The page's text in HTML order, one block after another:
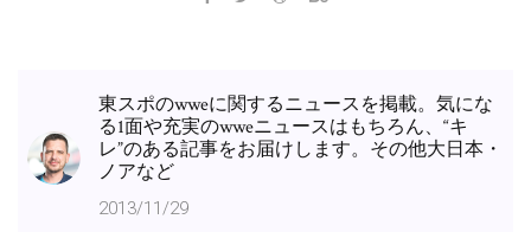
東スポのwweに関するニュースを掲載。気にな
る1面や充実のwweニュースはもちろん、“キ
レ”のある記事をお届けします。その他大日本・
ノアなど
2013/11/29